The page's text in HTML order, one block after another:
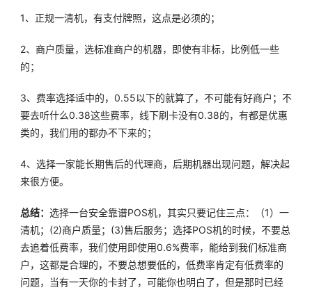
1、正规一清机，有支付牌照，这点是必须的；
2、商户质量，选标准商户的机器，即使有非标，比例低一些
的；
3、费率选择适中的，0.55以下的就算了，不可能有好商户；不
要去听什么0.38这些费率，线下刷卡没有0.38的，有都是优惠
类的，我们用的都办不下来的；
4、选择一家能长期售后的代理商，后期机器出现问题，解决起
来很方便。
总结： 选择一台安全靠谱POS机，其实只要记住三点：（1）一
清机；(2)商户质量；(3)售后服务；选择POS机的时候，不要总
去追着低费率，我们使用即使用0.6%费率，能给到我们标准商
户，这都是合理的，不要总想要低的，低费率肯定有低费率的
问题，当有一天你的卡封了，可能你也明白了，但是那时已经